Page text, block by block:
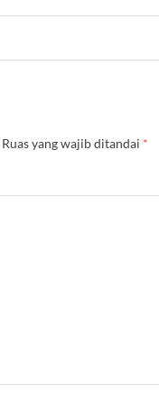
Ruas yang wajib ditandai *